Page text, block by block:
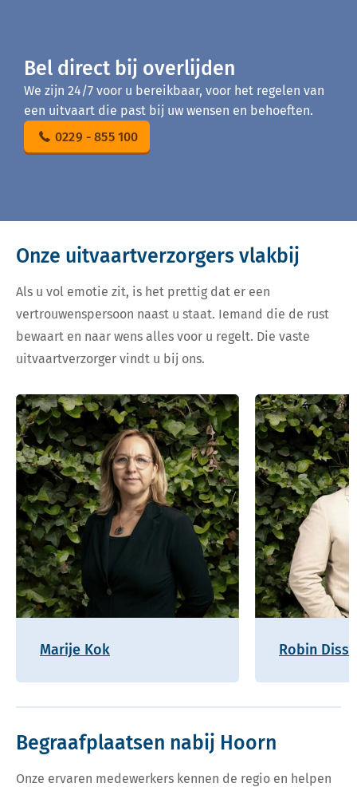
Bel direct bij overlijden
We zijn 24/7 voor u bereikbaar, voor het regelen van
een uitvaart die past bij uw wensen en behoeften.
0229 - 855 100
Onze uitvaartverzorgers vlakbij
Als u vol emotie zit, is het prettig dat er een
vertrouwenspersoon naast u staat. Iemand die de rust
bewaart en naar wens alles voor u regelt. Die vaste
uitvaartverzorger vindt u bij ons.
Marije Kok Robin
Begraafplaatsen nabij Hoorn
Onze ervaren medewerkers kennen de regio en helpen